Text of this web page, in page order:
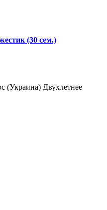
(30 сем.)
(Украина) Двухлетнее